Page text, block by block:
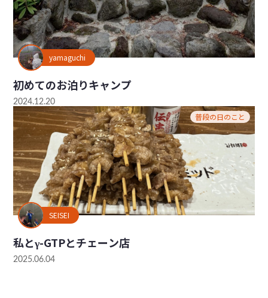
yamaguchi
初めてのお泊りキャンプ
2024.12.20
普段の日のこと
SEISEI
私とγ-GTPとチェーン店
2025.06.04